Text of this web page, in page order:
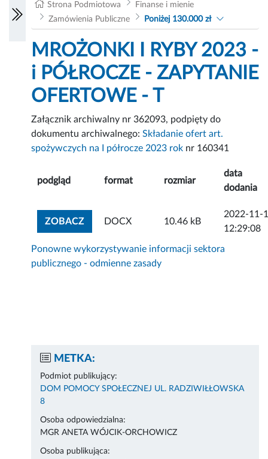
Strona Podmiotowa
Finanse i mienie
Zamówienia Publiczne
Poniżej 130.000 zł
MROŻONKI I RYBY 2023 -
i PÓŁROCZE - ZAPYTANIE
OFERTOWE - T
Załącznik archiwalny nr 362093, podpięty do
dokumentu archiwalnego:Składanie ofert art.
spożywczych na I półrocze 2023 rok nr 160341
podgląd format rozmiar
data
dodania
ZOBACZZOBACZ ZAŁĄCZNIK
DOCX 10.46 kB
2022-11-
12:29:08
Ponowne wykorzystywanie informacji sektora
publicznego - odmienne zasady
METKA:
Podmiot publikujący:
DOM POMOCY SPOŁECZNEJ UL. RADZIWIŁŁOWSKA
8
Osoba odpowiedzialna:
MGR ANETA WÓJCIK-ORCHOWICZ
Osoba publikująca: